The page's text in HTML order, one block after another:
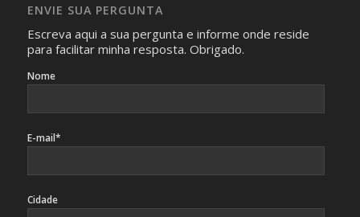
identificação da pessoa fotografada.
ENVIE SUA PERGUNTA
Escreva aqui a sua pergunta e informe onde reside
para facilitar minha resposta. Obrigado.
Nome
E-mail*
Cidade